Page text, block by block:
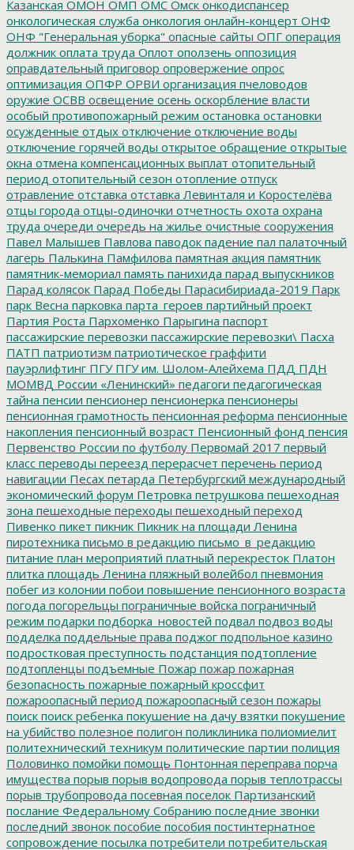
Казанская ОМОН ОМП ОМС Омск онкодиспансер
онкологическая служба онкология онлайн-концерт ОНФ
ОНФ "Генеральная уборка" опасные сайты ОПГ операция
должник оплата труда Оплот оползень оппозиция
оправдательный приговор опровержение опрос
оптимизация ОПФР ОРВИ организация пчеловодов
оружие ОСВВ освещение осень оскорбление власти
особый противопожарный режим остановка остановки
осужденные отдых отключение отключение воды
отключение горячей воды открытое обращение открытые
окна отмена компенсационных выплат отопительный
период отопительный сезон отопление отпуск
отравление отставка отставка Левинталя и Коростелёва
отцы города отцы-одиночки отчетность охота охрана
труда очереди очередь на жилье очистные сооружения
Павел Малышев Павлова паводок падение пал палаточный
лагерь Палькина Памфилова памятная акция памятник
памятник-мемориал память панихида парад выпускников
Парад колясок Парад Победы Парасибириада-2019 Парк
парк Весна парковка парта_героев партийный проект
Партия Роста Пархоменко Парыгина паспорт
пассажирские перевозки пассажирские перевозки\ Пасха
ПАТП патриотизм патриотическое граффити
пауэрлифтинг ПГУПГУ им. Шолом-Алейхема ПДД ПДН
МОМВД России «Ленинский» педагоги педагогическая
тайна пенсии пенсионер пенсионерка пенсионеры
пенсионная грамотность пенсионная реформа пенсионные
накопления пенсионный возраст Пенсионный фонд пенсия
Первенство России по футболу Первомай 2017 первый
класс переводы переезд перерасчет перечень период
навигации Песах петарда Петербургский международный
экономический форум Петровка петрушкова пешеходная
зона пешеходные переходы пешеходный переход
Пивенко пикет пикник Пикник на площади Ленина
пиротехника письмо в редакцию письмо_в_редакцию
питание план мероприятий платный перекресток Платон
плитка площадь Ленина пляжный волейбол пневмония
побег из колонии побои повышение пенсионного возраста
погода погорельцы пограничные войска пограничный
режим подарки подборка_новостей подвал подвоз воды
подделка поддельные права поджог подпольное казино
подростковая преступность подстанция подтопление
подтопленцы подъемные Пожар пожар пожарная
безопасность пожарные пожарный кроссфит
пожароопасный период пожароопасный сезон пожары
поиск поиск ребенка покушение на дачу взятки покушение
на убийство полезное полигон поликлиника полиомиелит
политехнический техникум политические партии полиция
Половинко помойки помощь Понтонная переправа порча
имущества порыв порыв водопровода порыв теплотрассы
порыв трубопровода посевная поселок Партизанский
послание Федеральному Собранию последние звонки
последний звонок пособие пособия постинтернатное
сопровождение посылка потребители потребительская